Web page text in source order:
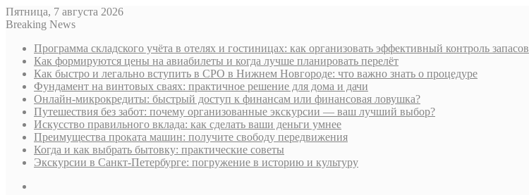
Пятница, 7 августа 2026
Breaking News
Программа складского учёта в отелях и гостиницах: как организовать эффективный контроль запасов
Как формируются цены на авиабилеты и когда лучше планировать перелёт
Как быстро и легально вступить в СРО в Нижнем Новгороде: что важно знать о процедуре
Фундамент на винтовых сваях: практичное решение для дома и дачи
Онлайн-микрокредиты: быстрый доступ к финансам или финансовая ловушка?
Путешествия без забот: почему организованные экскурсии — ваш лучший выбор?
Искусство правильного вклада: как сделать ваши деньги умнее
Преимущества проката машин: получите свободу передвижения
Когда и как выбрать бытовку: практические советы
Экскурсии в Санкт-Петербурге: погружение в историю и культуру